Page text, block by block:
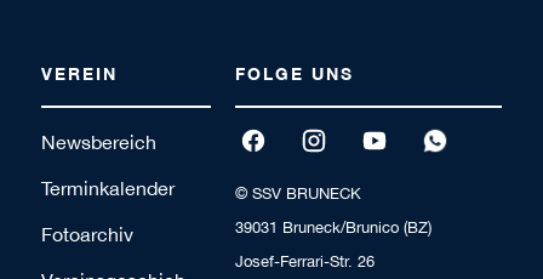
VEREIN
Newsbereich
Terminkalender
Fotoarchiv
FOLGE UNS
© SSV BRUNECK
39031 Bruneck/Brunico (BZ)
Josef-Ferrari-Str. 26